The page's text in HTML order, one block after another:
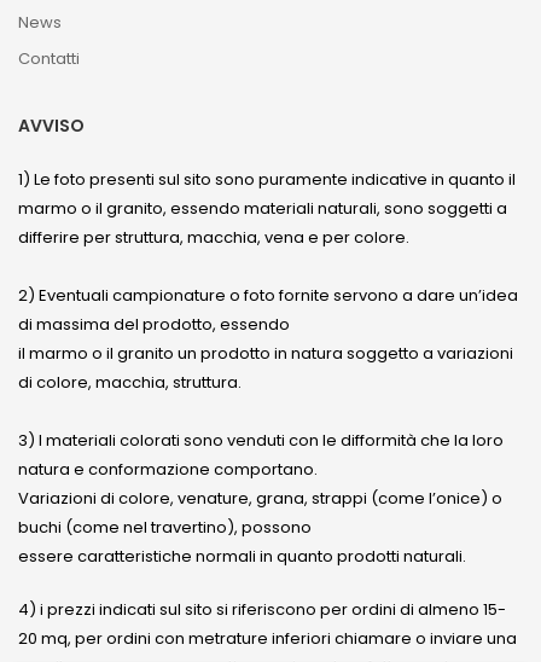
News
Contatti
AVVISO
1) Le foto presenti sul sito sono puramente indicative in quanto il
marmo o il granito, essendo materiali naturali, sono soggetti a
differire per struttura, macchia, vena e per colore.
2) Eventuali campionature o foto fornite servono a dare un’idea
di massima del prodotto, essendo
il marmo o il granito un prodotto in natura soggetto a variazioni
di colore, macchia, struttura.
3) I materiali colorati sono venduti con le difformità che la loro
natura e conformazione comportano.
Variazioni di colore, venature, grana, strappi (come l’onice) o
buchi (come nel travertino), possono
essere caratteristiche normali in quanto prodotti naturali.
4) i prezzi indicati sul sito si riferiscono per ordini di almeno 15-
20 mq, per ordini con metrature inferiori chiamare o inviare una